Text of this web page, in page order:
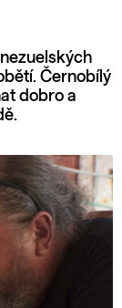
Černobílý
dobro a